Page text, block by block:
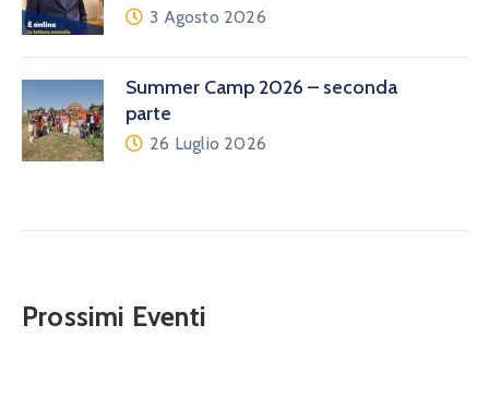
3 Agosto 2026
Summer Camp 2026 – seconda
parte
26 Luglio 2026
Prossimi Eventi